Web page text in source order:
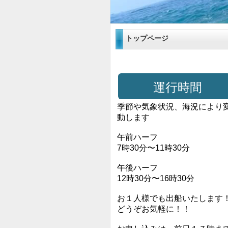
トップページ
運行時間
季節や気象状況、海況により
動します
午前ハーフ
7時30分〜11時30分
午後ハーフ
12時30分〜16時30分
お１人様でも出船いたします
どうぞお気軽に！！